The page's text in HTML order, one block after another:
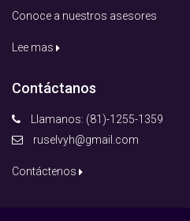
Conoce a nuestros asesores
Lee mas
Contáctanos
Llamanos: (81)-1255-1359
ruselvyh@gmail.com
Contáctenos